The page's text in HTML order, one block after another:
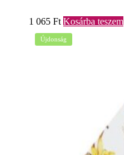
1 065 Ft Kosárba teszem
Újdonság